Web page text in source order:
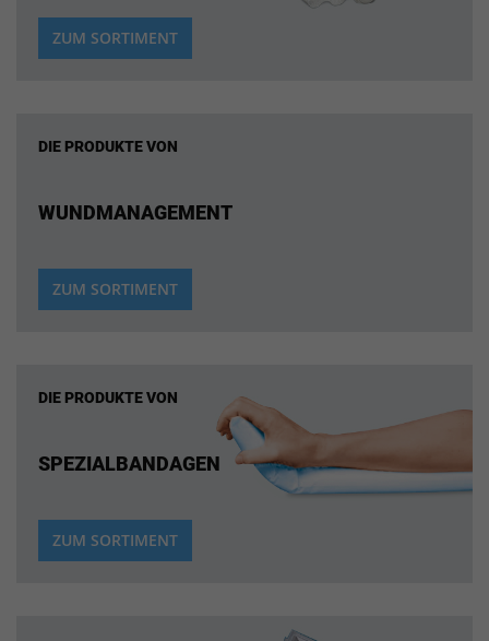
ZUM SORTIMENT
DIE PRODUKTE VON
WUNDMANAGEMENT
ZUM SORTIMENT
DIE PRODUKTE VON
SPEZIALBANDAGEN
ZUM SORTIMENT